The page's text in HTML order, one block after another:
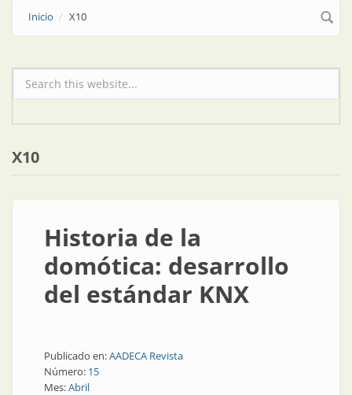
Inicio X10
Formulario de búsqueda
X10
Historia de la
domótica: desarrollo
del estándar KNX
Publicado en:AADECA Revista
Número: 15
Mes:Abril